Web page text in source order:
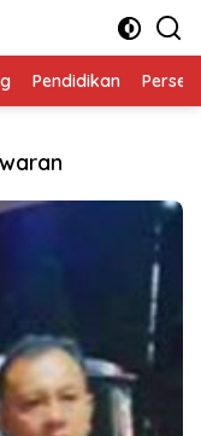
Pendidikan